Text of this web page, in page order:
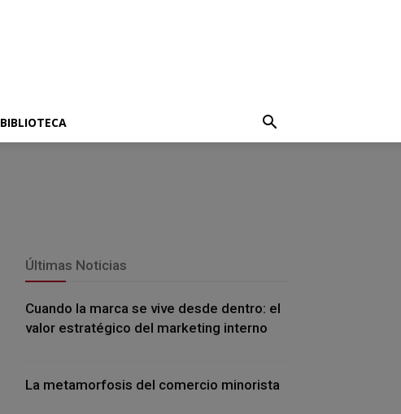
BIBLIOTECA
Últimas Noticias
Cuando la marca se vive desde dentro: el
valor estratégico del marketing interno
La metamorfosis del comercio minorista